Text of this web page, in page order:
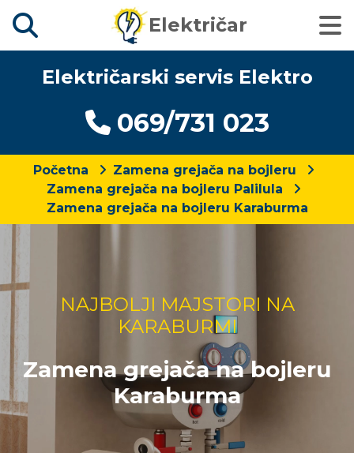
Električar
Električarski servis Elektro
069/731 023
Početna
Zamena grejača na bojleru
Zamena grejača na bojleru Palilula
Zamena grejača na bojleru Karaburma
NAJBOLJI MAJSTORI NA
KARABURMI
Zamena grejača na bojleru
Karaburma